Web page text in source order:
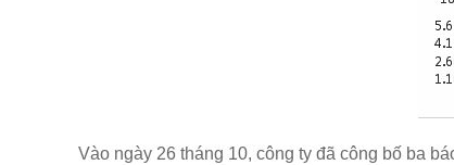
Vào ngày 26 tháng 10, công ty đã công bố ba